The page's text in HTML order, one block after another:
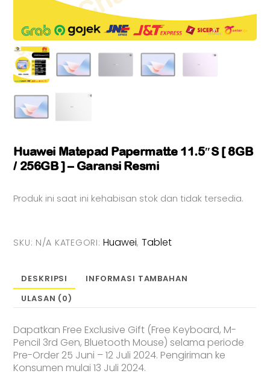
Huawei Matepad Papermatte 11.5″S [ 8GB
/ 256GB ] – Garansi Resmi
Produk ini saat ini kehabisan stok dan tidak tersedia.
SKU: N/A KATEGORI:Huawei, Tablet
DESKRIPSI
INFORMASI TAMBAHAN
ULASAN (0)
Dapatkan Free Exclusive Gift (Free Keyboard, M-
Pencil 3rd Gen, Bluetooth Mouse) selama periode
Pre-Order 25 Juni – 12 Juli 2024. Pengiriman ke
Konsumen mulai 13 Juli 2024.